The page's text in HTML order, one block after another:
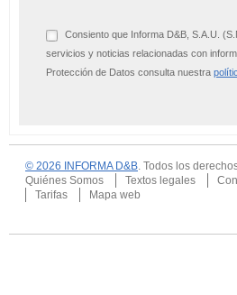
Consiento que Informa D&B, S.A.U.
servicios y noticias relacionadas con
Protección de Datos consulta nuestra
© 2026 INFORMA D&B. Todos los
Quiénes Somos
Textos legales
Tarifas
Mapa web